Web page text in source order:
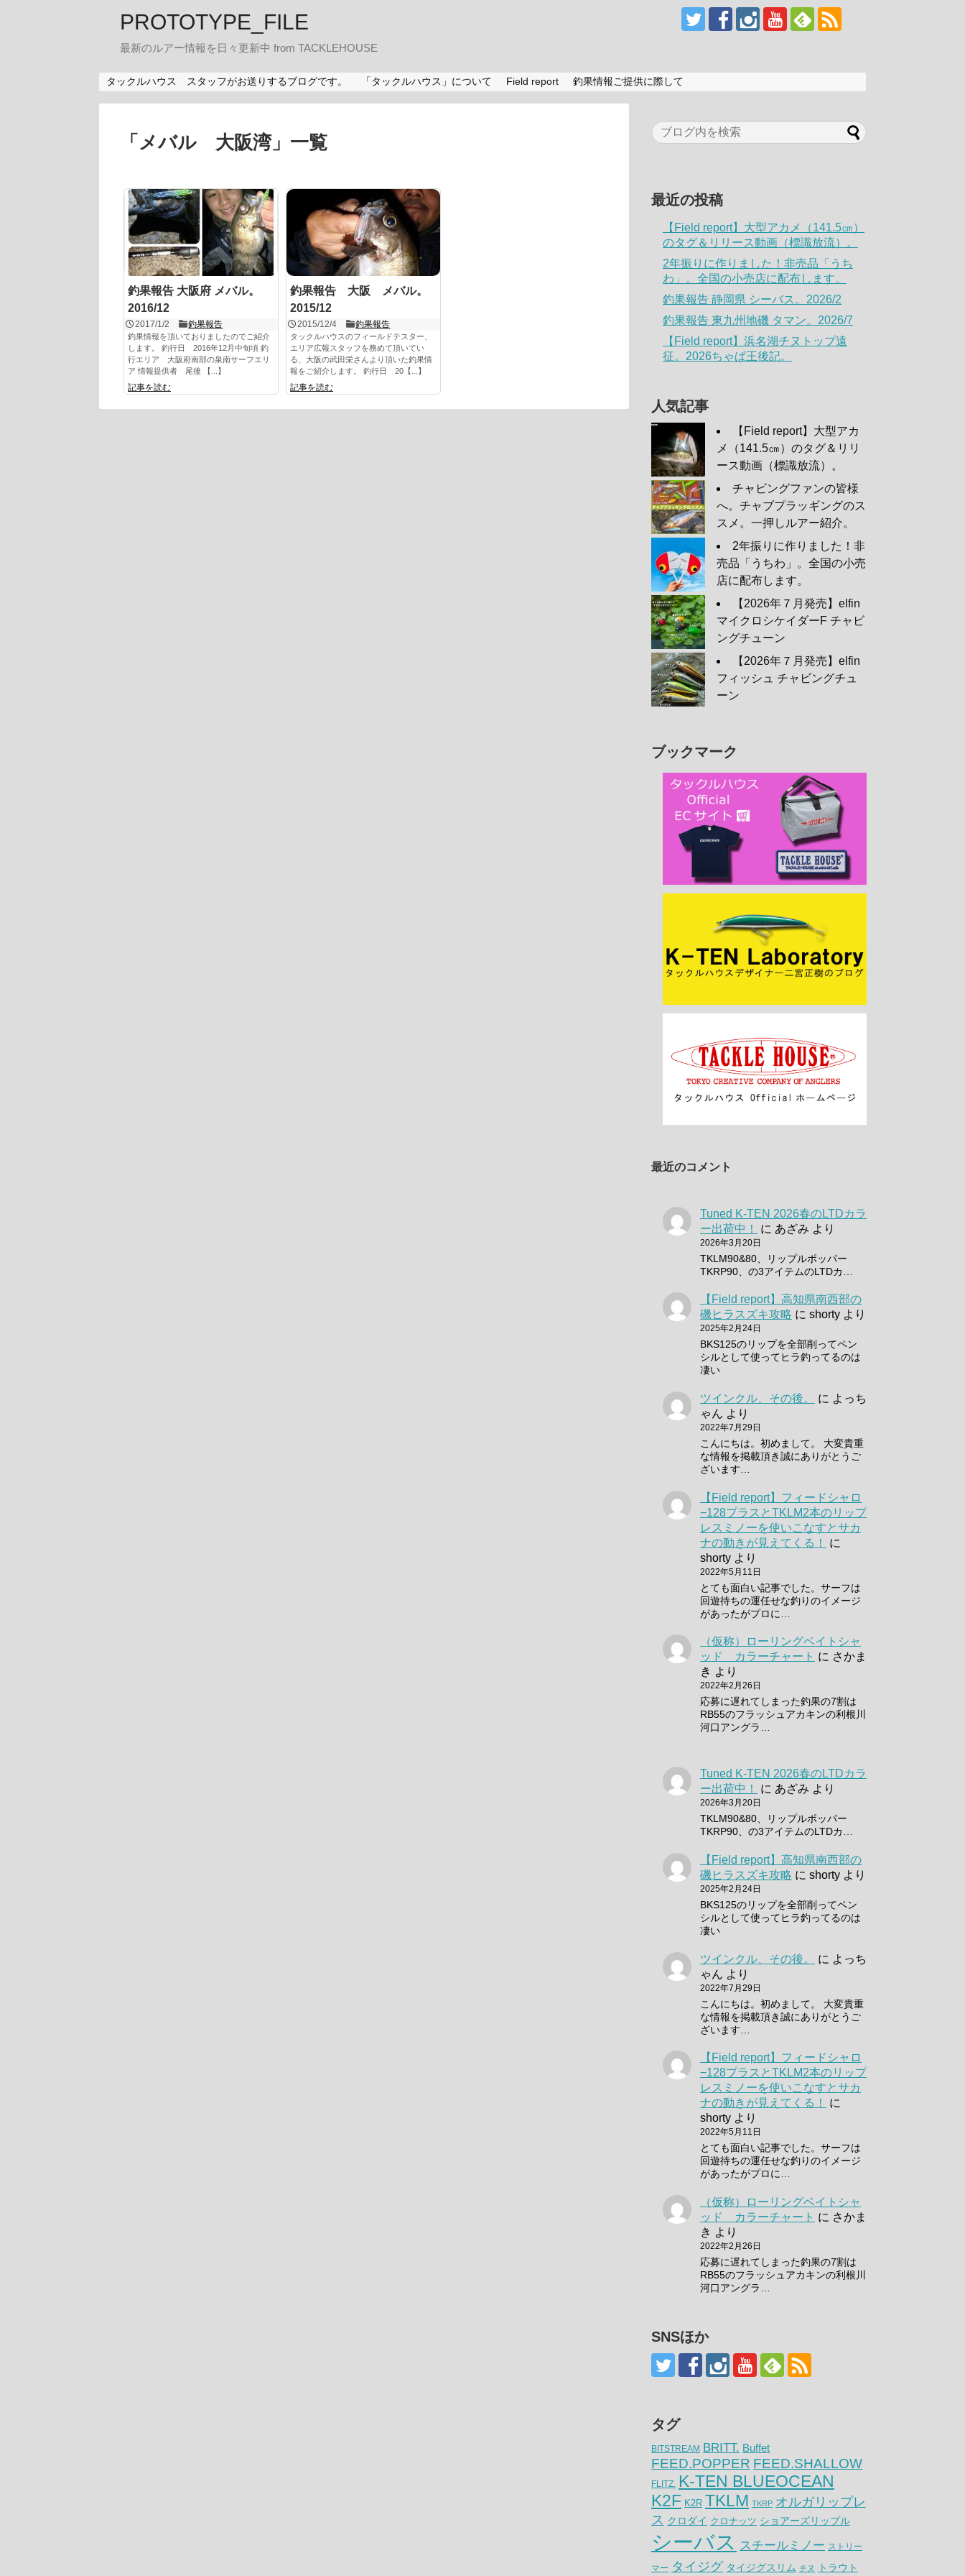
PROTOTYPE_FILE
最新のルアー情報を日々更新中 from TACKLEHOUSE
タックルハウス スタッフがお送りするブログです。 「タックルハウス」について Field report 釣果情報ご提供に際して
「 メバル 大阪湾」 一覧
釣果報告 大阪府 メバル。
2016/12
2017/1/2 釣果報告
釣果情報を頂いておりましたのでご紹介
します。 釣行日 2016年12月中旬頃 釣
行エリア 大阪府南部の泉南サーフエリ
ア 情報提供者 尾後 【...】
記事を読む
釣果報告 大阪 メバル。
2015/12
2015/12/4 釣果報告
タックルハウスのフィールドテスター、
エリア広報スタッフを務めて頂いてい
る、大阪の武田栄さんより頂いた釣果情
報をご紹介します。 釣行日 20【...】
記事を読む
最近の投稿
【Field report】大型アカメ（141.5㎝）
のタグ＆リリース動画（標識放流）。
2年振りに作りました！非売品「うち
わ」。全国の小売店に配布します。
釣果報告 静岡県 シーバス。2026/2
釣果報告 東九州地磯 タマン。2026/7
【Field report】浜名湖チヌトップ遠
征。2026ちゃぱ王後記。
人気記事
【Field report】大型アカ
メ（141.5㎝）のタグ＆リリ
ース動画（標識放流）。
チャビングファンの皆様
へ。チャブプラッギングのス
スメ。一押しルアー紹介。
2年振りに作りました！非
売品「うちわ」。全国の小売
店に配布します。
【2026年７月発売】elfin
マイクロシケイダーF チャビ
ングチューン
【2026年７月発売】elfin
フィッシュ チャビングチュ
ーン
ブックマーク
最近のコメント
Tuned K-TEN 2026春のLTDカラ
ー出荷中！
に あざみ より
2026年3月20日
TKLM90&80、リップルポッパー
TKRP90、の3アイテムのLTDカ…
【Field report】高知県南西部の
磯ヒラスズキ攻略 に shorty より
2025年2月24日
BKS125のリップを全部削ってペン
シルとして使ってヒラ釣ってるのは
凄い
ツインクル、その後。 に よっち
ゃん より
2022年7月29日
こんにちは。初めまして。 大変貴重
な情報を掲載頂き誠にありがとうご
ざいます…
【Field report】フィードシャロ
−128プラスとTKLM2本のリップ
レスミノーを使いこなすとサカ
ナの動きが見えてくる！
に
shorty より
2022年5月11日
とても面白い記事でした。サーフは
回遊待ちの運任せな釣りのイメージ
があったがプロに…
（仮称）ローリングベイトシャ
ッド カラーチャート に さかま
き より
2022年2月26日
応募に遅れてしまった釣果の7割は
RB55のフラッシュアカキンの利根川
河口アングラ…
Tuned K-TEN 2026春のLTDカラ
ー出荷中！
に あざみ より
2026年3月20日
TKLM90&80、リップルポッパー
TKRP90、の3アイテムのLTDカ…
【Field report】高知県南西部の
磯ヒラスズキ攻略 に shorty より
2025年2月24日
BKS125のリップを全部削ってペン
シルとして使ってヒラ釣ってるのは
凄い
ツインクル、その後。 に よっち
ゃん より
2022年7月29日
こんにちは。初めまして。 大変貴重
な情報を掲載頂き誠にありがとうご
ざいます…
【Field report】フィードシャロ
−128プラスとTKLM2本のリップ
レスミノーを使いこなすとサカ
ナの動きが見えてくる！
に
shorty より
2022年5月11日
とても面白い記事でした。サーフは
回遊待ちの運任せな釣りのイメージ
があったがプロに…
（仮称）ローリングベイトシャ
ッド カラーチャート に さかま
き より
2022年2月26日
応募に遅れてしまった釣果の7割は
RB55のフラッシュアカキンの利根川
河口アングラ…
SNSほか
タグ
BITSTREAM BRITT. Buffet
FEED.POPPER FEED.SHALLOW
FLITZ. K-TEN BLUEOCEAN
K2F K2R TKLM TKRP オルガリップレ
ス クロダイ クロナッツ ショアーズリップル
シーバス スチールミノー ストリー
マー タイジグ タイジグスリム チヌ トラウト